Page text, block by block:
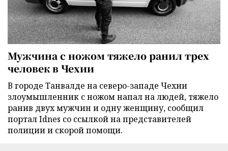
Мужчина с ножом тяжело ранил трех
человек в Чехии
В городе Танвалде на северо-западе Чехии
злоумышленник с ножом напал на людей, тяжело
ранив двух мужчин и одну женщину, сообщил
портал Idnes со ссылкой на представителей
полиции и скорой помощи.